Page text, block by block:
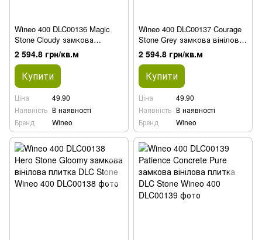
Wineo 400 DLC00136 Magic
Stone Cloudy замкова
вінілова плитка DLC Stone
2 594.8 грн/кв.м
Купити
Ціна
49.90
Наявність В наявності
Бренд
Wineo
Wineo 400 DLC00137 Courage
Stone Grey замкова вінілова
плитка DLC Stone
2 594.8 грн/кв.м
Купити
Ціна
49.90
Наявність В наявності
Бренд
Wineo